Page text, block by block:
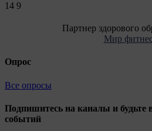
14 9
Партнер здорового
Мир
Опрос
Все опросы
Подпишитесь на каналы и будьте
событий